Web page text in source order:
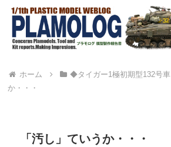
ホーム ◆タイガー1極初期型132号車
か・・・
「汚し」ていうか・・・